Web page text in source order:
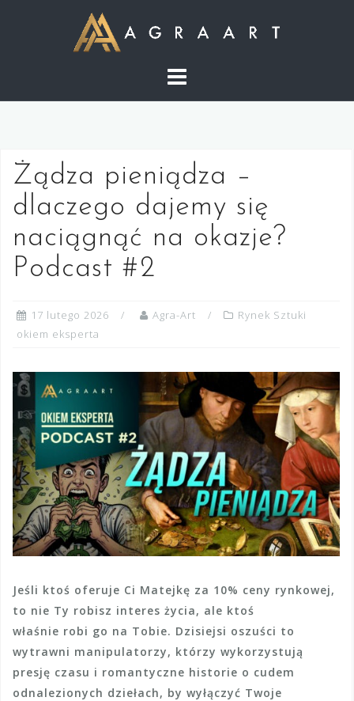
Żądza pieniądza –
dlaczego dajemy się
naciągnąć na okazje?
Podcast #2
17 lutego 2026 Agra-Art
Rynek Sztuki
okiem eksperta
Jeśli ktoś oferuje Ci Matejkę za 10% ceny rynkowej,
to nie Ty robisz interes życia, ale ktoś
właśnie robi go na Tobie. Dzisiejsi oszuści to
wytrawni manipulatorzy, którzy wykorzystują
presję czasu i romantyczne historie o cudem
odnalezionych dziełach, by wyłączyć Twoje